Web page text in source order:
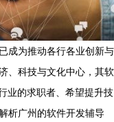
成为推动各行各业创新与
、科技与文化中心，其软
业的求职者、希望提升技
析广州的软件开发辅导